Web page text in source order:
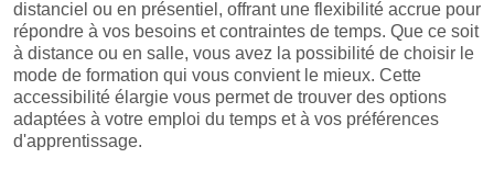
distanciel ou en présentiel, offrant une flexibilité accrue pour
répondre à vos besoins et contraintes de temps. Que ce soit
à distance ou en salle, vous avez la possibilité de choisir le
mode de formation qui vous convient le mieux. Cette
accessibilité élargie vous permet de trouver des options
adaptées à votre emploi du temps et à vos préférences
d'apprentissage.